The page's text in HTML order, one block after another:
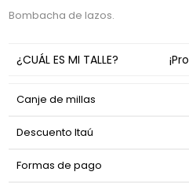
Bombacha de lazos.
¿CUÁL ES MI TALLE?
Canje de millas
Descuento Itaú
Formas de pago